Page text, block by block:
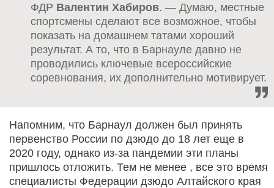
ФДР Валентин Хабиров. — Думаю, местные
спортсмены сделают все возможное, чтобы
показать на домашнем татами хороший
результат. А то, что в Барнауле давно не
проводились ключевые всероссийские
соревнования, их дополнительно мотивирует.
Напомним, что Барнаул должен был принять
первенство России по дзюдо до 18 лет еще в
2020 году, однако из-за пандемии эти планы
пришлось отложить. Тем не менее , все это время
специалисты Федерации дзюдо Алтайского края